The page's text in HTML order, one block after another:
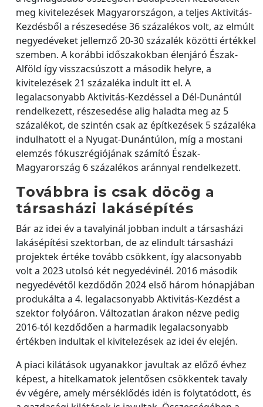
meg kivitelezések Magyarországon, a teljes Aktivitás-
Kezdésből a részesedése 36 százalékos volt, az elmúlt
negyedéveket jellemző 20-30 százalék közötti értékkel
szemben. A korábbi időszakokban élenjáró Észak-
Alföld így visszacsúszott a második helyre, a
kivitelezések 21 százaléka indult itt el. A
legalacsonyabb Aktivitás-Kezdéssel a Dél-Dunántúl
rendelkezett, részesedése alig haladta meg az 5
százalékot, de szintén csak az építkezések 5 százaléka
indulhatott el a Nyugat-Dunántúlon, míg a mostani
elemzés fókuszrégiójának számító Észak-
Magyarország 6 százalékos aránnyal rendelkezett.
Továbbra is csak döcög a
társasházi lakásépítés
Bár az idei év a tavalyinál jobban indult a társasházi
lakásépítési szektorban, de az elindult társasházi
projektek értéke tovább csökkent, így alacsonyabb
volt a 2023 utolsó két negyedévinél. 2016 második
negyedévétől kezdődőn 2024 első három hónapjában
produkálta a 4. legalacsonyabb Aktivitás-Kezdést a
szektor folyóáron. Változatlan árakon nézve pedig
2016-tól kezdődően a harmadik legalacsonyabb
értékben indultak el kivitelezések az idei év elején.
A piaci kilátások ugyanakkor javultak az előző évhez
képest, a hitelkamatok jelentősen csökkentek tavaly
év végére, amely mérséklődés idén is folytatódott, és